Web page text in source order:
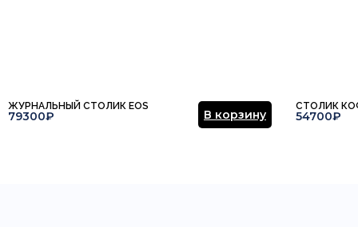
ЖУРНАЛЬНЫЙ СТОЛИК EOS
79300₽ В корзину
СТОЛИК
54700₽